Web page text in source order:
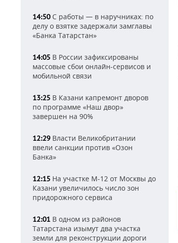
14:50С работы — в наручниках: по
делу о взятке задержали замглавы
«Банка Татарстан»
14:05 В России зафиксированы
массовые сбои онлайн-сервисов и
мобильной связи
13:25 В Казани капремонт дворов
по программе «Наш двор»
завершен на 90%
12:29 Власти Великобритании
ввели санкции против «Озон
Банка»
12:15 На участке М-12 от Москвы до
Казани увеличилось число зон
придорожного сервиса
12:01 В одном из районов
Татарстана изымут два участка
земли для реконструкции дороги